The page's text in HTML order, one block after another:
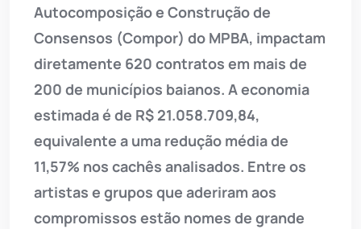
Autocomposição e Construção de
Consensos (Compor) do MPBA, impactam
diretamente 620 contratos em mais de
200 de municípios baianos. A economia
estimada é de R$ 21.058.709,84,
equivalente a uma redução média de
11,57% nos cachês analisados. Entre os
artistas e grupos que aderiram aos
compromissos estão nomes de grande